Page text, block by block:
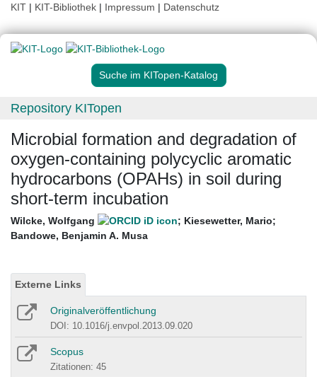
KIT | KIT-Bibliothek | Impressum | Datenschutz
Suche im KITopen-Katalog
Repository KITopen
Microbial formation and degradation of
oxygen-containing polycyclic aromatic
hydrocarbons (OPAHs) in soil during
short-term incubation
Wilcke, Wolfgang ; Kiesewetter, Mario;
Bandowe, Benjamin A. Musa
Externe Links
Originalveröffentlichung
DOI: 10.1016/j.envpol.2013.09.020
Scopus
Zitationen: 45